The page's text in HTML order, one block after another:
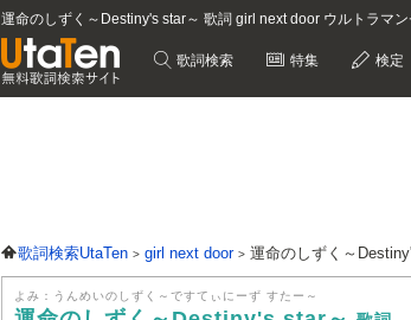
運命のしずく～Destiny's star～ 歌詞 girl next door ウルトラマ
歌詞検索 特集 検定
歌詞検索UtaTen girl next door 運命のしずく～
よみ：うんめいのしずく～ですてぃにーず すたー～